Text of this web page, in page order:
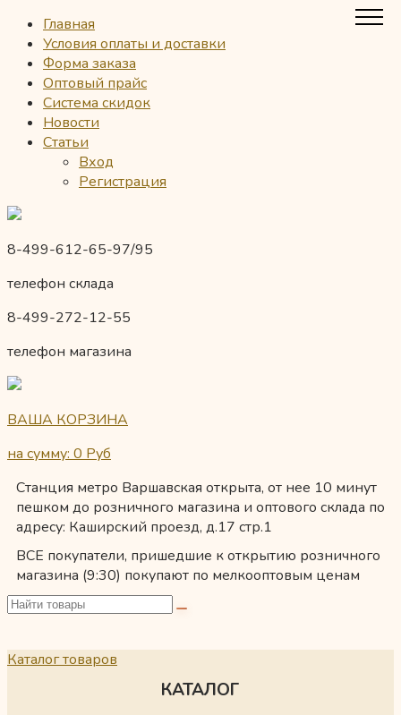
Главная
Условия оплаты и доставки
Форма заказа
Оптовый прайс
Система скидок
Новости
Статьи
Вход
Регистрация
8-499-612-65-97/95
телефон склада
8-499-272-12-55
телефон магазина
ВАША КОРЗИНА
на сумму: 0 Руб
Станция метро Варшавская открыта, от нее 10 минут
пешком до розничного магазина и оптового склада по
адресу: Каширский проезд, д.17 стр.1
ВСЕ покупатели, пришедшие к открытию розничного
магазина (9:30) покупают по мелкооптовым ценам
Каталог товаров
КАТАЛОГ